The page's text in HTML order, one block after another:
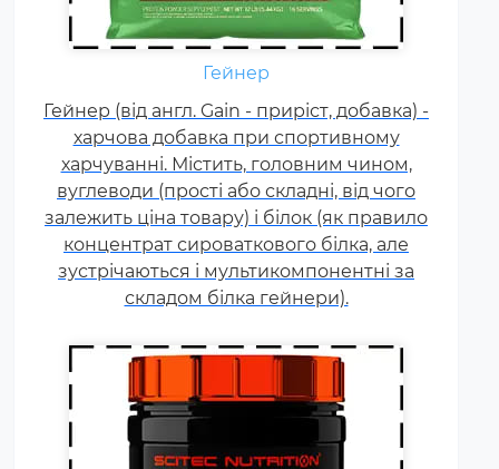
Гейнер
Гейнер (від англ. Gain - приріст, добавка) -
харчова добавка при спортивному
харчуванні. Містить, головним чином,
вуглеводи (прості або складні, від чого
залежить ціна товару) і білок (як правило
концентрат сироваткового білка, але
зустрічаються і мультикомпонентні за
складом білка гейнери).
Креатин – спортивна добавка,
силових видах спорту, фітнесі, а
також видах спорту, пов'язаних
з динамічним навантаженням
або силовою витривалістю. Це
кислота, що синтезується в
організмі людини в скелетних
м'язах.